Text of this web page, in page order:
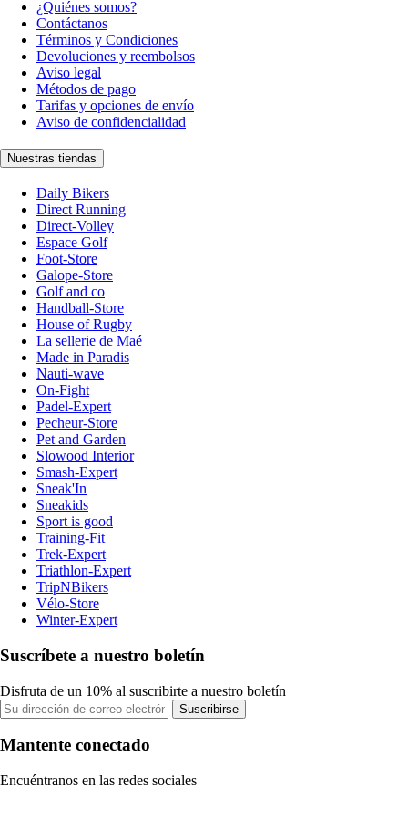
¿Quiénes somos?
Contáctanos
Términos y Condiciones
Devoluciones y reembolsos
Aviso legal
Métodos de pago
Tarifas y opciones de envío
Aviso de confidencialidad
Nuestras tiendas
Daily Bikers
Direct Running
Direct-Volley
Espace Golf
Foot-Store
Galope-Store
Golf and co
Handball-Store
House of Rugby
La sellerie de Maé
Made in Paradis
Nauti-wave
On-Fight
Padel-Expert
Pecheur-Store
Pet and Garden
Slowood Interior
Smash-Expert
Sneak'In
Sneakids
Sport is good
Training-Fit
Trek-Expert
Triathlon-Expert
TripNBikers
Vélo-Store
Winter-Expert
Suscríbete a nuestro boletín
Disfruta de un 10% al suscribirte a nuestro boletín
Suscribirse
Mantente conectado
Encuéntranos en las redes sociales